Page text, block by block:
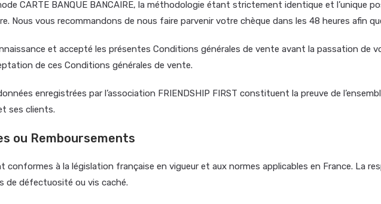
CARTE BANQUE BANCAIRE, la méthodologie étant strictement identique et l’unique
Nous vous recommandons de nous faire parvenir votre chèque dans les 48 heures afin
et accepté les présentes Conditions générales de vente avant la passation de
de ces Conditions générales de vente.
enregistrées par l’association FRIENDSHIP FIRST constituent la preuve de
ses clients.
ou Remboursements
à la législation française en vigueur et aux normes applicables en France. La
de défectuosité ou vis caché.